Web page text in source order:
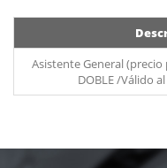
Asistente General
DOBLE /Válido